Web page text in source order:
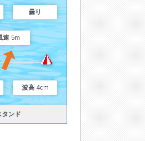
曇り
速 5m
波高 4cm
タンド